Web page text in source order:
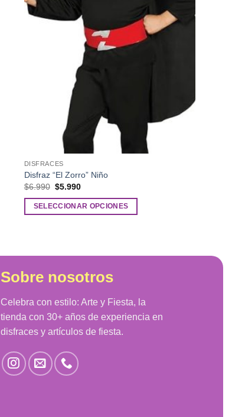
DISFRACES
Disfraz “El Zorro” Niño
$6.990 El
original
era:
$5.990El
actual
es:
SELECCIONAR OPCIONES
variantes.
opciones
se
pueden
en
la
Sobre nosotros
Celebra con estilo: Arte y Fiesta, la
tienda con 30+ años de experiencia en
disfraces y artículos de fiesta.